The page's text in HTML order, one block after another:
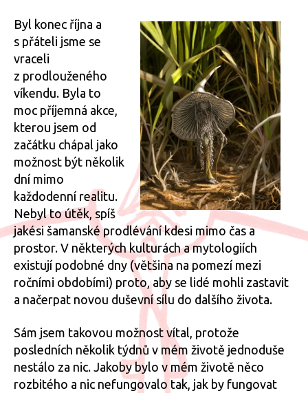
Byl konec října a
s přáteli jsme se
vraceli
z prodlouženého
víkendu. Byla to
moc příjemná akce,
kterou jsem od
začátku chápal jako
možnost být několik
dní mimo
každodenní realitu.
Nebyl to útěk, spíš
jakési šamanské prodlévání kdesi mimo čas a
prostor. V některých kulturách a mytologiích
existují podobné dny (většina na pomezí mezi
ročními obdobími) proto, aby se lidé mohli zastavit
a načerpat novou duševní sílu do dalšího života.
Sám jsem takovou možnost vítal, protože
posledních několik týdnů v mém životě jednoduše
nestálo za nic. Jakoby bylo v mém životě něco
rozbitého a nic nefungovalo tak, jak by fungovat